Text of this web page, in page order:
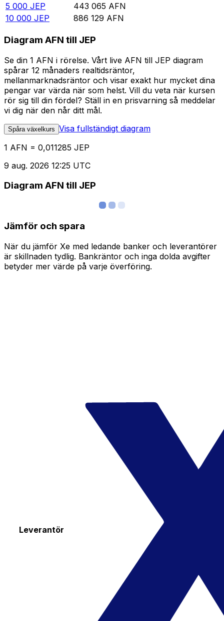
5 000 JEP 443 065 AFN
10 000 JEP 886 129 AFN
Diagram AFN till JEP
Se din 1 AFN i rörelse. Vårt live AFN till JEP diagram
spårar 12 månaders realtidsräntor,
mellanmarknadsräntor och visar exakt hur mycket dina
pengar var värda när som helst. Vill du veta när kursen
rör sig till din fördel? Ställ in en prisvarning så meddelar
vi dig när den når ditt mål.
Spåra växelkurs Visa fullständigt diagram
1 AFN = 0,011285 JEP
9 aug. 2026 12:25 UTC
Diagram AFN till JEP
Jämför och spara
När du jämför Xe med ledande banker och leverantörer
är skillnaden tydlig. Bankräntor och inga dolda avgifter
betyder mer värde på varje överföring.
Leverantör